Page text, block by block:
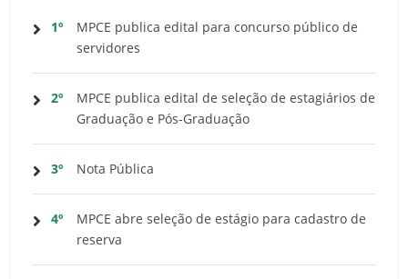
1º
MPCE publica edital para concurso público de
servidores
2º
MPCE publica edital de seleção de estagiários de
Graduação e Pós-Graduação
3º Nota Pública
4º
MPCE abre seleção de estágio para cadastro de
reserva